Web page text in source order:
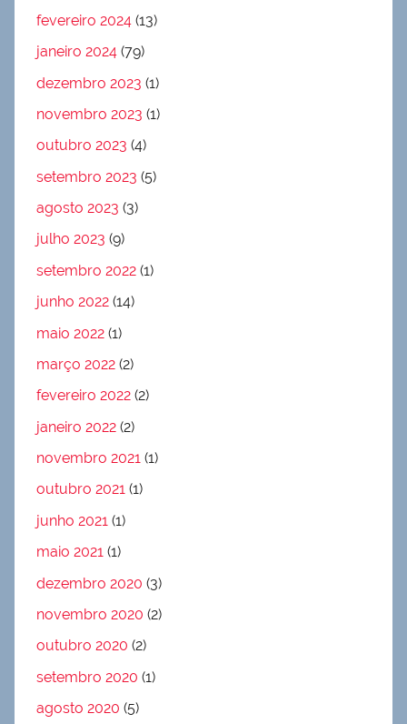
fevereiro 2024 (13)
janeiro 2024 (79)
dezembro 2023 (1)
novembro 2023 (1)
outubro 2023 (4)
setembro 2023 (5)
agosto 2023 (3)
julho 2023 (9)
setembro 2022 (1)
junho 2022 (14)
maio 2022 (1)
março 2022 (2)
fevereiro 2022 (2)
janeiro 2022 (2)
novembro 2021 (1)
outubro 2021 (1)
junho 2021 (1)
maio 2021 (1)
dezembro 2020 (3)
novembro 2020 (2)
outubro 2020 (2)
setembro 2020 (1)
agosto 2020 (5)